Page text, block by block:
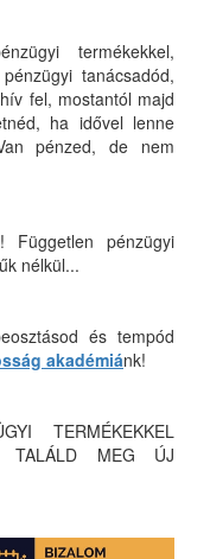
termékekkel,
tanácsadód,
fel, mostantól majd
ha idővel lenne
pénzed, de nem
Független pénzügyi
nélkül...
és tempód
akadémiánk!
TERMÉKEKKEL
MEG ÚJ